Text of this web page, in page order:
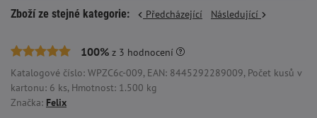
Zboží ze stejné kategorie: Předcházející Následující
100% z 3 hodnocení
Katalogové číslo: WPZC6c-009, EAN: 8445292289009, Počet kusů v
kartonu: 6 ks, Hmotnost: 1.500 kg
Značka: Felix